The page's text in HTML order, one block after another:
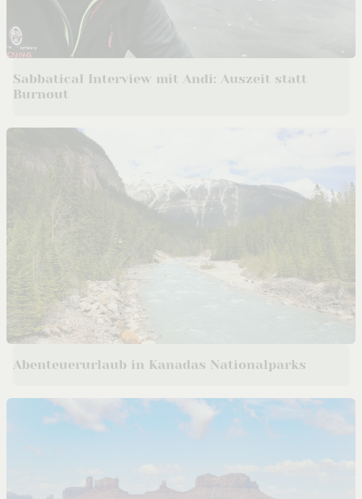
Sabbatical Interview mit Andi: Auszeit statt
Burnout
Abenteuerurlaub in Kanadas Nationalparks